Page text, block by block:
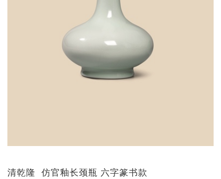
清乾隆 仿官釉长颈瓶 六字篆书款